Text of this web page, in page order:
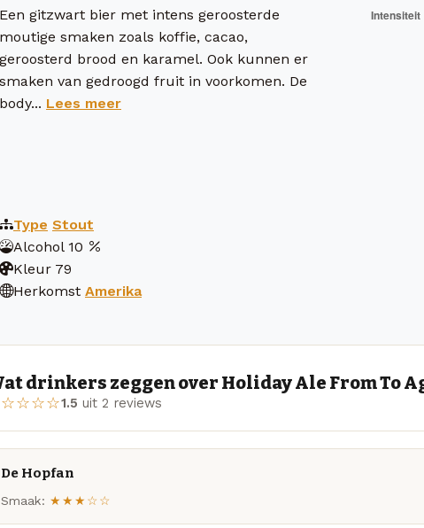
Een gitzwart bier met intens geroosterde
moutige smaken zoals koffie, cacao,
geroosterd brood en karamel. Ook kunnen er
smaken van gedroogd fruit in voorkomen. De
body... Lees meer
Type Stout
Alcohol 10
Kleur 79
Herkomst Amerika
drinkers zeggen over Holiday Ale From To
1.5 uit 2 reviews
De Hopfan
Smaak: ★★★☆☆